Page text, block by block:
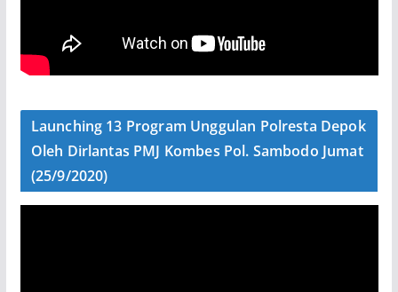
Launching 13 Program Unggulan Polresta Depok
Oleh Dirlantas PMJ Kombes Pol. Sambodo Jumat
(25/9/2020)